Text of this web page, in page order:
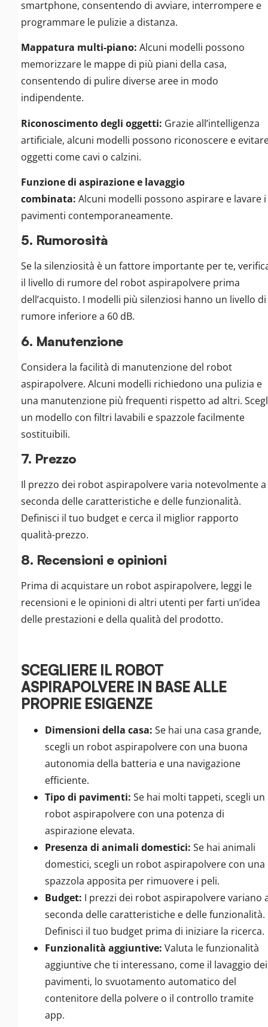
smartphone, consentendo di avviare, interrompere e
programmare le pulizie a distanza.
Mappatura multi-piano: Alcuni modelli possono
memorizzare le mappe di più piani della casa,
consentendo di pulire diverse aree in modo
indipendente.
Riconoscimento degli oggetti: Grazie all’intelligenza
artificiale, alcuni modelli possono riconoscere e
oggetti come cavi o calzini.
Funzione di aspirazione e lavaggio
combinata: Alcuni modelli possono aspirare e lavare i
pavimenti contemporaneamente.
5. Rumorosità
Se la silenziosità è un fattore importante per te,
il livello di rumore del robot aspirapolvere prima
dell’acquisto. I modelli più silenziosi hanno un livello di
rumore inferiore a 60 dB.
6. Manutenzione
Considera la facilità di manutenzione del robot
aspirapolvere. Alcuni modelli richiedono una pulizia e
una manutenzione più frequenti rispetto ad altri.
un modello con filtri lavabili e spazzole facilmente
sostituibili.
7. Prezzo
Il prezzo dei robot aspirapolvere varia notevolmente a
seconda delle caratteristiche e delle funzionalità.
Definisci il tuo budget e cerca il miglior rapporto
qualità-prezzo.
8. Recensioni e opinioni
Prima di acquistare un robot aspirapolvere, leggi le
recensioni e le opinioni di altri utenti per farti un’idea
delle prestazioni e della qualità del prodotto.
SCEGLIERE IL ROBOT
ASPIRAPOLVERE IN BASE ALLE
PROPRIE ESIGENZE
Dimensioni della casa: Se hai una casa grande,
scegli un robot aspirapolvere con una buona
autonomia della batteria e una navigazione
efficiente.
Tipo di pavimenti: Se hai molti tappeti, scegli un
robot aspirapolvere con una potenza di
aspirazione elevata.
Presenza di animali domestici: Se hai animali
domestici, scegli un robot aspirapolvere con una
spazzola apposita per rimuovere i peli.
Budget: I prezzi dei robot aspirapolvere variano
seconda delle caratteristiche e delle funzionalità.
Definisci il tuo budget prima di iniziare la ricerca.
Funzionalità aggiuntive: Valuta le funzionalità
aggiuntive che ti interessano, come il lavaggio dei
pavimenti, lo svuotamento automatico del
contenitore della polvere o il controllo tramite
app.